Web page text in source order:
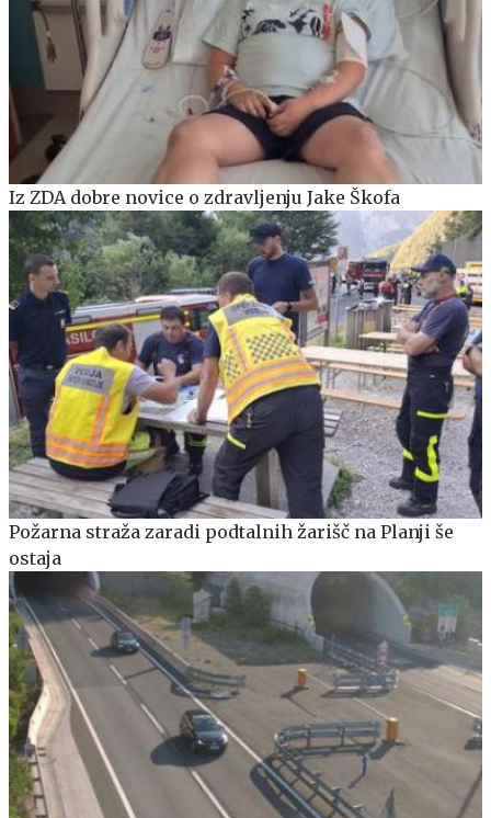
Iz ZDA dobre novice o zdravljenju Jake Škofa
Požarna straža zaradi podtalnih žarišč na Planji še
ostaja